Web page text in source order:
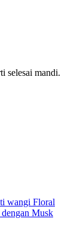
selesai mandi.
wangi Floral
Musk